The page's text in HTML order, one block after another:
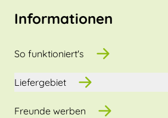
Informationen
So funktioniert's
Liefergebiet
Freunde werben